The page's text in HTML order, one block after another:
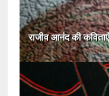
राजीव आनंद की